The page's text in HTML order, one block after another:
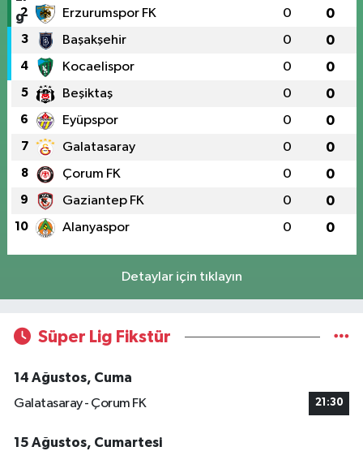
2 Erzurumspor FK 0 0
3 Başakşehir 0 0
4 Kocaelispor 0 0
5 Beşiktaş 0 0
6 Eyüpspor 0 0
7 Galatasaray 0 0
8 Çorum FK 0 0
9 Gaziantep FK 0 0
10 Alanyaspor 0 0
Detaylar için tıklayın
Süper Lig Fikstür
14 Ağustos, Cuma
Galatasaray - Çorum FK
21:30
15 Ağustos, Cumartesi